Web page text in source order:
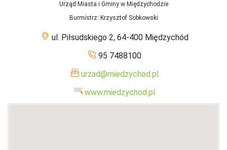
Urząd Miasta i Gminy w Międzychodzie
Burmistrz: Krzysztof Sobkowski
ul. Piłsudskiego 2, 64-400 Międzychód
95 7488100
urzad@miedzychod.pl
www.miedzychod.pl